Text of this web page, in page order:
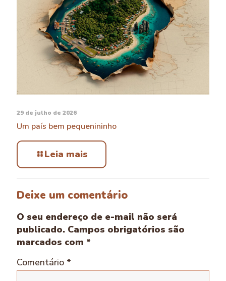
29 de julho de 2026
Um país bem pequenininho
Leia mais
Deixe um comentário
O seu endereço de e-mail não será
publicado. Campos obrigatórios são
marcados com *
Comentário *